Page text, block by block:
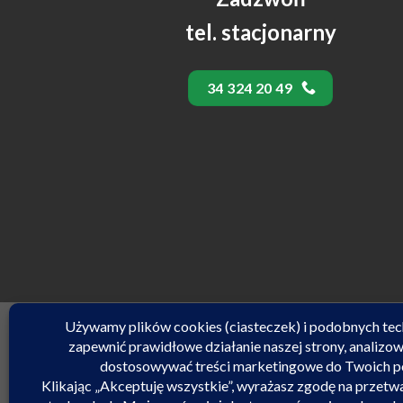
tel. stacjonarny
34 324 20 49
Copyright 2023 VELEX. All Rights Reserved.